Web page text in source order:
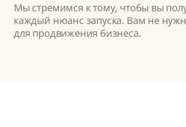
Мы стремимся к тому, чтобы вы
каждый нюанс запуска. Вам не
для продвижения бизнеса.